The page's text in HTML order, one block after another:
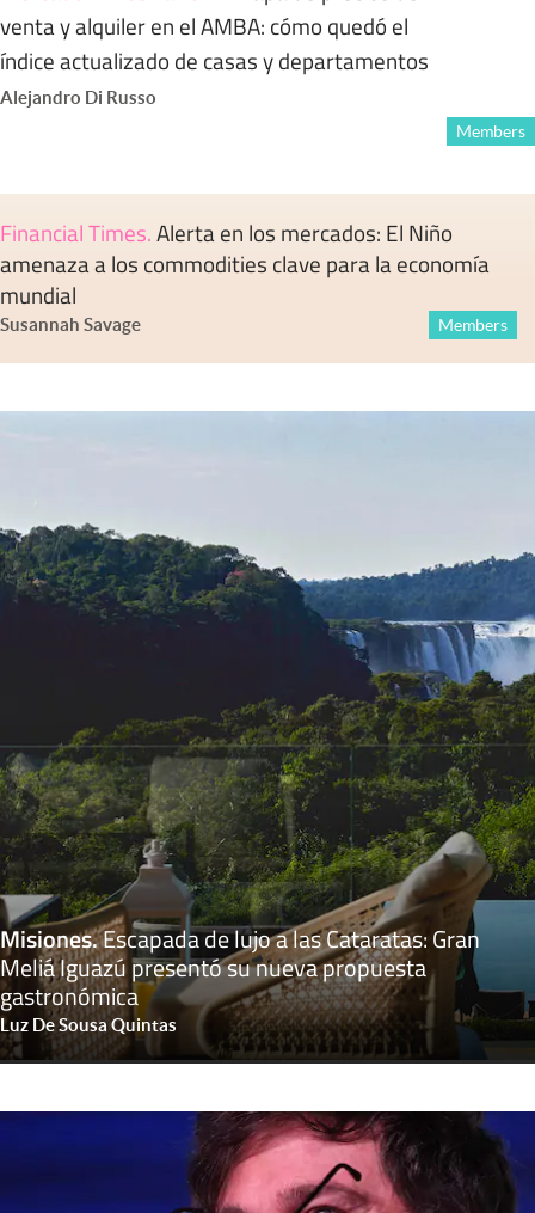
venta y alquiler en el AMBA: cómo quedó el
índice actualizado de casas y departamentos
Alejandro Di Russo
Members
Financial Times.Alerta en los mercados: El Niño
amenaza a los commodities clave para la economía
mundial
Susannah Savage Members
Misiones.Escapada de lujo a las Cataratas: Gran
Meliá Iguazú presentó su nueva propuesta
gastronómica
Luz De Sousa Quintas